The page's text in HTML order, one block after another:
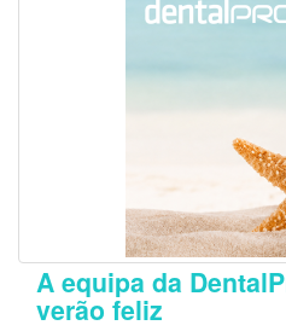
A equipa da
verão feliz